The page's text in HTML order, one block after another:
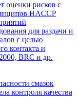
оценки рисков с
HACCP
для раздачи и
с целью
контакта и
BRC и др.
смазок
контроля качества